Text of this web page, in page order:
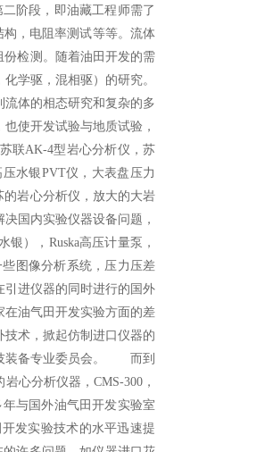
阶段，即油藏工程师需了
，电阻率测试等等。流体
检测。随着油田开发的需
学驱，混相驱）的研究。
体的相态研究和复杂的多
使开发试验与地质试验，
联AK-4型岩心分析仪，苏
水银PVT仪，大表盘压力
岩心分析仪，放大的大岩
国内实验仪器设备问题，
），Ruska高压计量泵，
些图像分析系统，压力压差
进仪器的同时进行的国外
油气田开发实验方面的差
术，掀起仿制进口仪器的
技装备专业委员会。 而到
心分析仪器，CMS-300，
与国外油气田开发实验室
发实验技术的水平迅速提